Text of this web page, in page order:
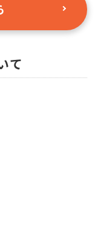
て